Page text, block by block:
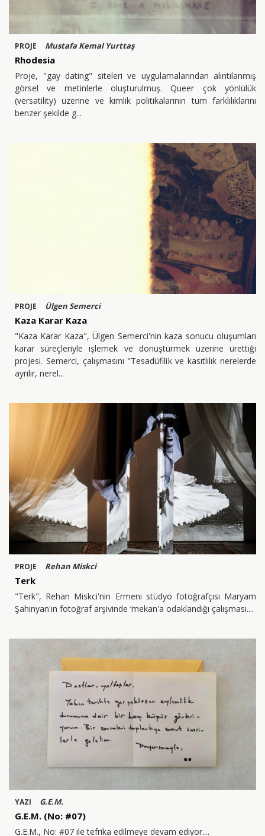
PROJE Mustafa Kemal Yurttaş
Rhodesia
Proje, "gay dating" siteleri ve uygulamalarından alıntılanmış
görsel ve metinlerle oluşturulmuş. Queer çok yönlülük
(versatility) üzerine ve kimlik politikalarının tüm farklılıklarını
benzer şekilde g
PROJE Ülgen Semerci
Kaza Karar Kaza
"Kaza Karar Kaza", Ülgen Semerci'nin kaza sonucu oluşumları
karar süreçleriyle işlemek ve dönüştürmek üzerine ürettiği
projesi. Semerci, çalışmasını "Tesadüfilik ve kasıtlılık nerelerde
ayrılır, nerel
PROJE Rehan Miskci
Terk
"Terk", Rehan Miskci'nin Ermeni stüdyo fotoğrafçısı Maryam
Şahinyan'ın fotoğraf arşivinde ‘mekan'a odaklandığı çalışması.
YAZI G.E.M.
G.E.M. (No: #07)
G.E.M., No: #07 ile tefrika edilmeye devam ediyor.